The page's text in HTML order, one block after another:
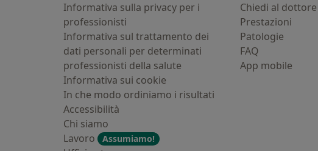
Informativa sulla privacy per i
professionisti
Informativa sul trattamento dei
dati personali per determinati
professionisti della salute
Informativa sui cookie
In che modo ordiniamo i risultati
Accessibilità
Chi siamo
Lavoro
Assumiamo!
Chiedi al dottore
Prestazioni
Patologie
FAQ
App mobile